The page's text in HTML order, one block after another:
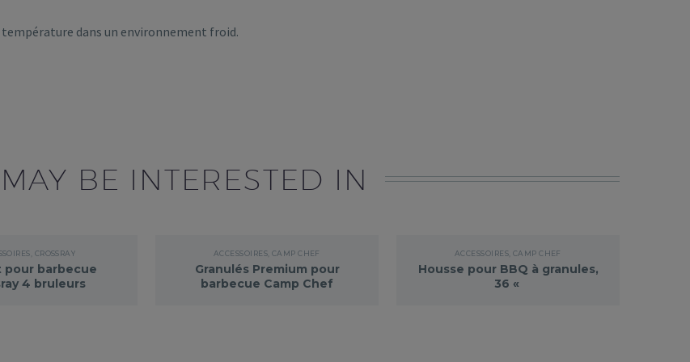
dans un environnement froid.
BE INTERESTED IN
CROSSRAY
pour barbecue
4 bruleurs
ACCESSOIRES, CAMP CHEF
Granulés Premium pour
barbecue Camp Chef
ACCESSOIRES, CAMP CHEF
Housse pour BBQ à granules,
36 «